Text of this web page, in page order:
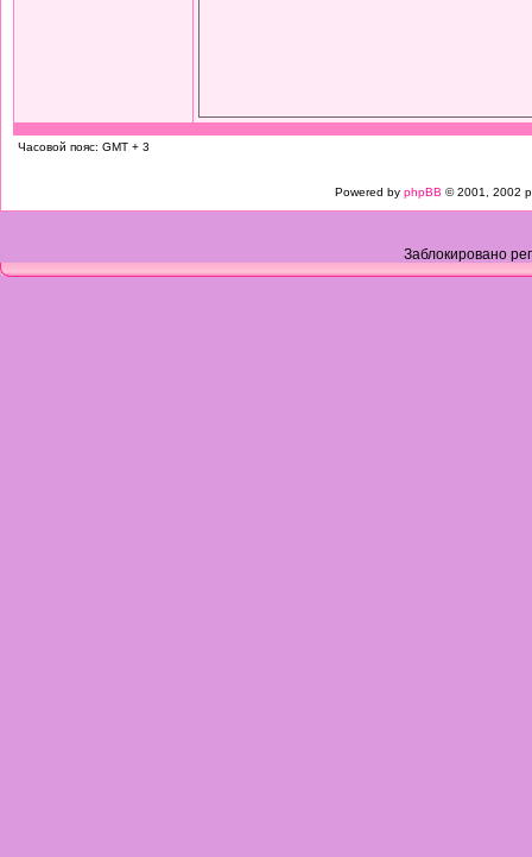
Часовой пояс: GMT + 3
Powered by phpBB © 2001, 2002
Заблокировано